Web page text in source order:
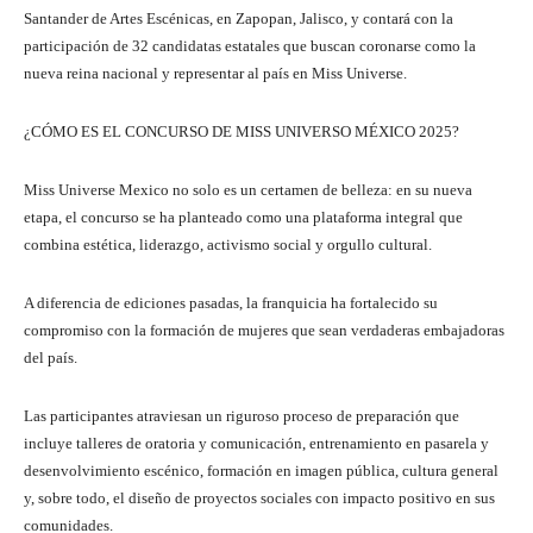
Santander de Artes Escénicas, en Zapopan, Jalisco, y contará con la
participación de 32 candidatas estatales que buscan coronarse como la
nueva reina nacional y representar al país en Miss Universe.
¿CÓMO ES EL CONCURSO DE MISS UNIVERSO MÉXICO 2025?
Miss Universe Mexico no solo es un certamen de belleza: en su nueva
etapa, el concurso se ha planteado como una plataforma integral que
combina estética, liderazgo, activismo social y orgullo cultural.
A diferencia de ediciones pasadas, la franquicia ha fortalecido su
compromiso con la formación de mujeres que sean verdaderas embajadoras
del país.
Las participantes atraviesan un riguroso proceso de preparación que
incluye talleres de oratoria y comunicación, entrenamiento en pasarela y
desenvolvimiento escénico, formación en imagen pública, cultura general
y, sobre todo, el diseño de proyectos sociales con impacto positivo en sus
comunidades.